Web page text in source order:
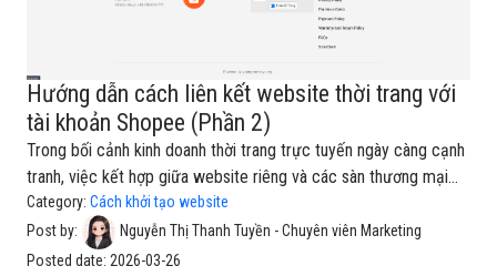
Hướng dẫn cách liên kết website thời trang với
tài khoản Shopee (Phần 2)
Trong bối cảnh kinh doanh thời trang trực tuyến ngày càng cạnh
tranh, việc kết hợp giữa website riêng và các sàn thương mại
điện tử như Shopee đang trở thành xu hướng phổ biến. Giải pháp
này giúp cửa hàng mở rộng kênh bán hàng, tiếp cận nhiều khách
hàng tiềm năng hơn, đồng thời gia tăng độ nhận diện thương hiệu
Category: Cách khởi tạo website
Post by:
Nguyễn Thị Thanh Tuyền - Chuyên viên Marketing
Posted date: 2026-03-26